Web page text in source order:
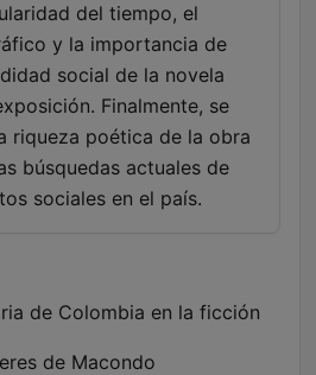
del tiempo, el
y la importancia de
social de la novela
Finalmente, se
riqueza poética de la obra
búsquedas actuales de
sociales en el país.
de Colombia en la ficción
de Macondo